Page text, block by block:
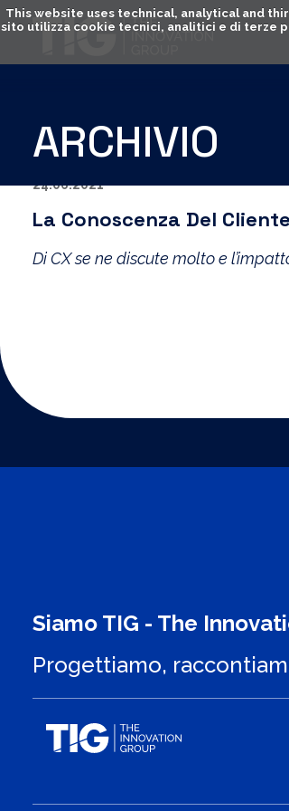
This website uses technical, analytical and
sito utilizza cookie tecnici, analitici e di terze
ARCHIVIO
24.06.2021
La Conoscenza Del
Di CX se ne discute molto e
Siamo TIG - The
Progettiamo,